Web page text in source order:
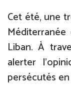
Cet été, une
Liban. À
alerter
persécutés